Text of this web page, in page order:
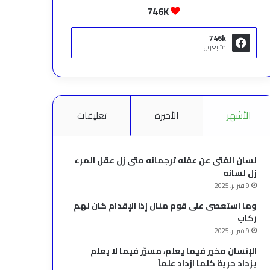
746K
746k
متابعون
الأشهر الأخيرة تعليقات
لسان الفتى عن عقله ترجمانه متى زل عقل المرء
زل لسانه
9 فبراير، 2025
وما استعصى على قوم منال إذا الإقدام كان لهم
ركاب
9 فبراير، 2025
الإنسان مخير فيما يعلم، مسيّر فيما لا يعلم
يزداد حرية كلما ازداد علماً